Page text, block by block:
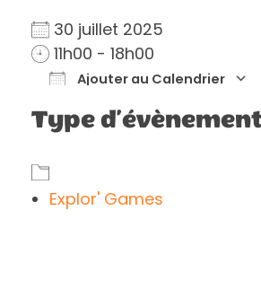
30 juillet 2025
11h00 - 18h00
Ajouter au Calendrier
Télécharger ICS
Type d’évènement
Explor' Games